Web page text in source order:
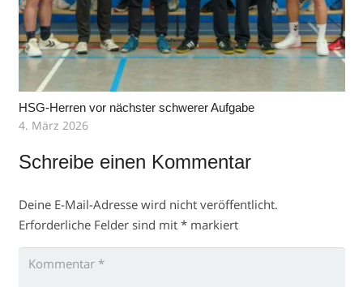
HSG-Herren vor nächster schwerer Aufgabe
4. März 2026
Schreibe einen Kommentar
Deine E-Mail-Adresse wird nicht veröffentlicht.
Erforderliche Felder sind mit *markiert